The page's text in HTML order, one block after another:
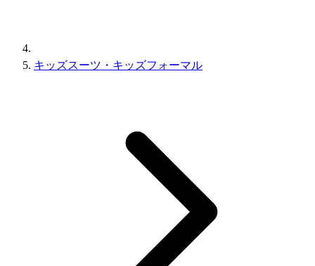
キッズスーツ・キッズフォーマル